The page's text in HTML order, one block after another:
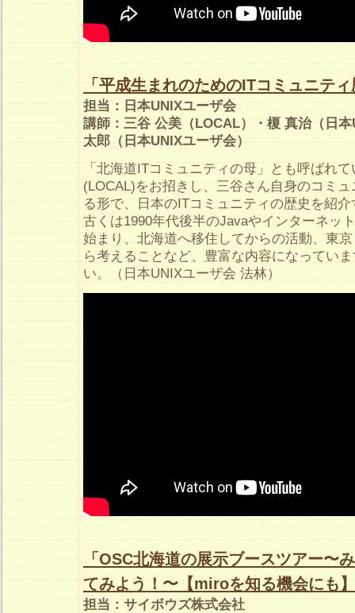
「平成生まれのためのITコミュニテ
担当：日本UNIXユーザ会
講師：三谷 公美（LOCAL）・榎 真治（日
太郎（日本UNIXユーザ会）
「北海道ITコミュニティの母」とも呼ばれ
(LOCAL)をお招きし、三谷さん自身のコミ
る形で、日本のITコミュニティの歴史を紹
古くは1990年代後半のJavaやインターネッ
始まり、北海道へ移住してからの活動、東
ら考えることなど、豊富な内容になってい
い。（日本UNIXユーザ会 法林）
「OSC北海道の展示ブースツアー〜
てみよう！〜【miroを知る機会にも
担当：サイボウズ株式会社